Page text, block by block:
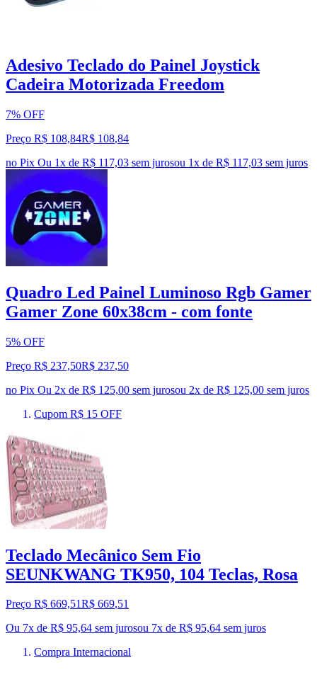
Adesivo Teclado do Painel Joystick
Cadeira Motorizada Freedom
7% OFF
Preço R$ 108,84R$ 108,84
no Pix Ou 1x de R$ 117,03 sem jurosou 1x de R$ 117,03 sem juros
Quadro Led Painel Luminoso Rgb Gamer
Gamer Zone 60x38cm - com fonte
5% OFF
Preço R$ 237,50R$ 237,50
no Pix Ou 2x de R$ 125,00 sem jurosou 2x de R$ 125,00 sem juros
Cupom R$ 15 OFF
Teclado Mecânico Sem Fio
SEUNKWANG TK950, 104 Teclas, Rosa
Preço R$ 669,51R$ 669,51
Ou 7x de R$ 95,64 sem jurosou 7x de R$ 95,64 sem juros
Compra Internacional